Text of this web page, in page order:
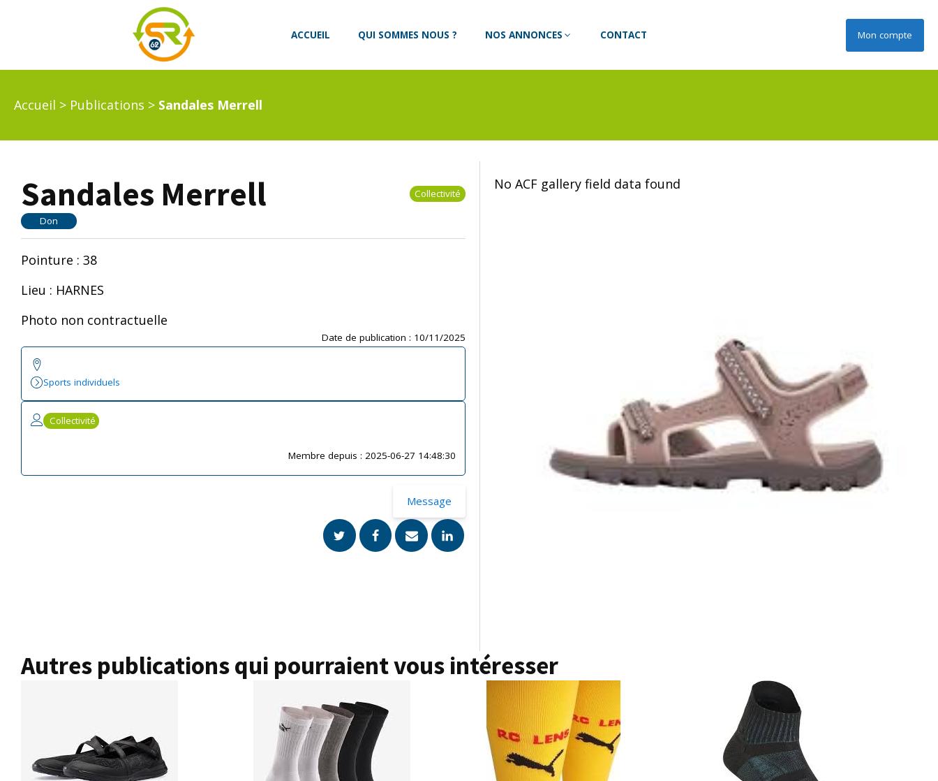
ACCUEIL QUI SOMMES NOUS ? NOS ANNONCES CONTACT Mon compte
Accueil > Publications > Sandales Merrell
Sandales Merrell Collectivité
Don
Pointure : 38
Lieu : HARNES
Photo non contractuelle
Date de publication : 10/11/2025
Sports individuels
Collectivité
Membre depuis : 2025-06-27 14:48:30
Message
No ACF gallery field data found
Autres publications qui pourraient vous intéresser